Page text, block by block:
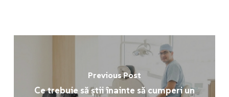
Previous Post
Ce trebuie să știi înainte să cumperi un